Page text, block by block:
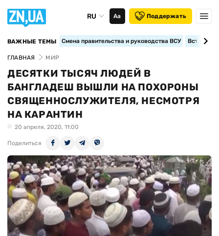
RU Аа Поддержать
ВАЖНЫЕ ТЕМЫ Смена правительства и руководства ВСУ
ГЛАВНАЯ МИР
ДЕСЯТКИ ТЫСЯЧ ЛЮДЕЙ В
БАНГЛАДЕШ ВЫШЛИ НА ПОХОРОНЫ
СВЯЩЕННОСЛУЖИТЕЛЯ, НЕСМОТРЯ
НА КАРАНТИН
20 апреля, 2020, 11:00
Поделиться